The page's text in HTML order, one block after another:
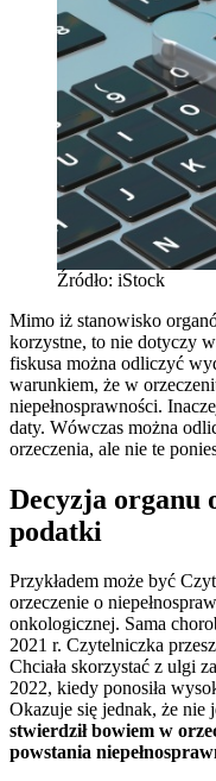
Źródło: iStock
Mimo iż stanowisko
korzystne, to nie dotyczy
fiskusa można odliczyć
warunkiem, że w
niepełnosprawności.
daty. Wówczas można
orzeczenia, ale nie te
Decyzja organu
podatki
Przykładem może być
orzeczenie o
onkologicznej. Sama
2021 r. Czytelniczka
Chciała skorzystać z ulgi
2022, kiedy ponosiła
Okazuje się jednak, że nie
stwierdził bowiem w
powstania